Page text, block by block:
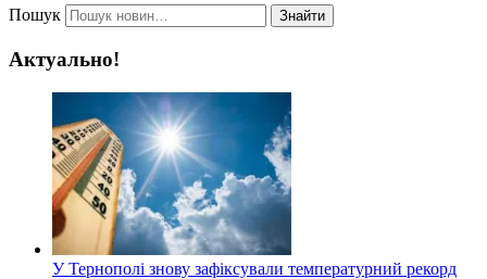
Пошук Знайти
Актуально!
У Тернополі знову зафіксували температурний рекорд